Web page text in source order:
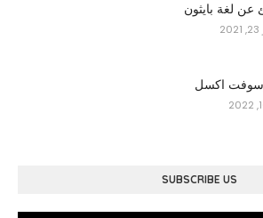
لغة بايثون
اكسل
SUBSCRIBE US